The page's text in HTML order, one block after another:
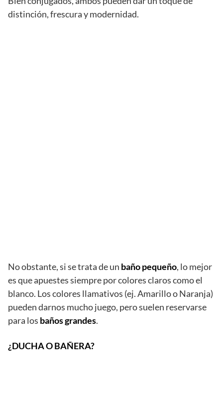
distinción, frescura y modernidad.
No obstante, si se trata de un baño pequeño, lo mejor
es que apuestes siempre por colores claros como el
blanco. Los colores llamativos (ej. Amarillo o Naranja)
pueden darnos mucho juego, pero suelen reservarse
para los baños grandes.
¿DUCHA O BAÑERA?